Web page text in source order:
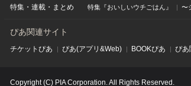
特集 ・ 連載 ・ まとめ 特集『おいしいウチごはん』 〜
ぴあ関連サイト
チケットぴあ ぴあ(アプリ&Web) BOOKぴあ ぴあ
Copyright (C) PIA Corporation. All Rights Reserved.